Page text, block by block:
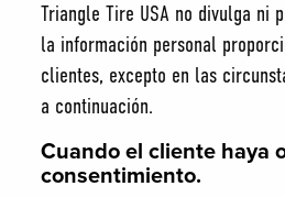
Triangle Tire USA no divulga ni
la información personal
clientes, excepto en las
a continuación.
Cuando el cliente haya
consentimiento.